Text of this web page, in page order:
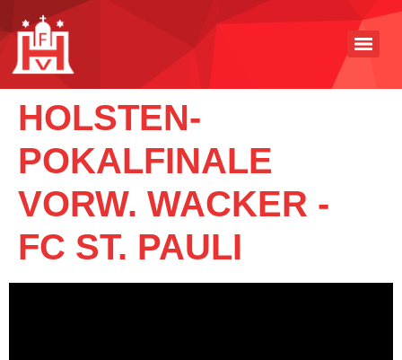
HOLSTEN-
POKALFINALE
VORW. WACKER -
FC ST. PAULI